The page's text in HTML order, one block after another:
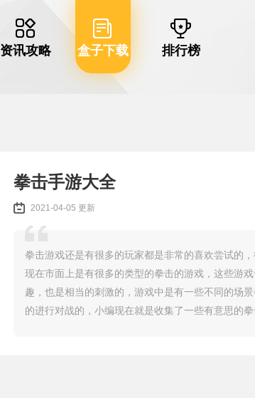
资讯攻略 盒子下载 排行榜
拳击手游大全
2021-04-05 更新
拳击游戏还是有很多的玩家都是非常的喜欢尝试的
现在市面上是有很多的类型的拳击的游戏，这些游
趣，也是相当的刺激的，游戏中是有一些不同的场
的进行对战的，小编现在就是收集了一些有意思的